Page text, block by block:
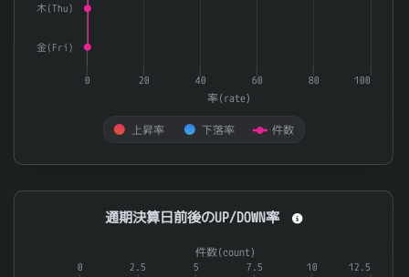
率(rate)
上昇率 下落率 件数
木(Thu)
金(Fri)
0 20 40 60 80 100
End of interactive chart.
通期決算日前後のUP/DOWN率
Combination chart with 3 data series.
The chart has 1 X axis displaying categories.
件数(count)
0 10
2.5 5 7.5 12.5
通期決算日前後のUP/DOWN率